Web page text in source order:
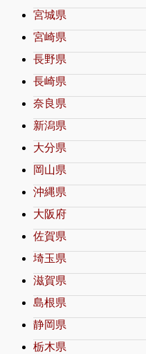
宮城県
宮崎県
長野県
長崎県
奈良県
新潟県
大分県
岡山県
沖縄県
大阪府
佐賀県
埼玉県
滋賀県
島根県
静岡県
栃木県